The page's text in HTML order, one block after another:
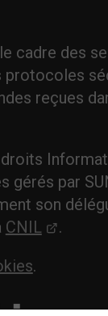
cadre des
protocoles
reçues
gérés par
son
CNIL
.
.